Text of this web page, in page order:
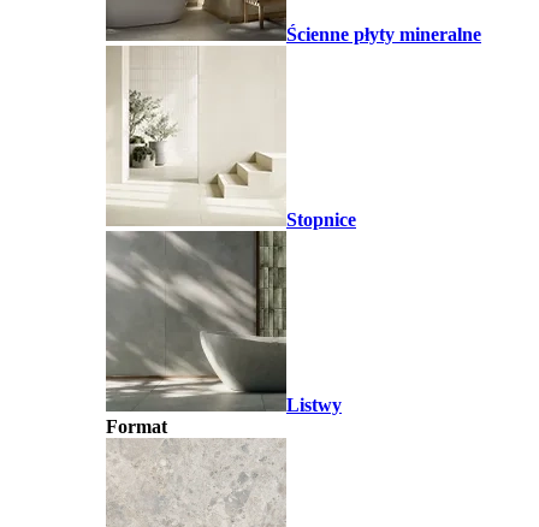
Ścienne płyty mineralne
Stopnice
Listwy
Format